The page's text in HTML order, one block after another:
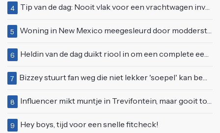
4 Tip van de dag: Nooit vlak voor een vrachtwagen invoegen
5 Woning in New Mexico meegesleurd door modderstroom
6 Heldin van de dag duikt riool in om een complete eendenfamilie te redden
7 Bizzey stuurt fan weg die niet lekker 'soepel' kan bewegen op podium
8 Influencer mikt muntje in Trevifontein, maar gooit toerist bijna knock-out
9 Hey boys, tijd voor een snelle fitcheck!